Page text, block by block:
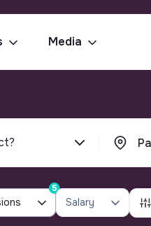
Media
5
Salary